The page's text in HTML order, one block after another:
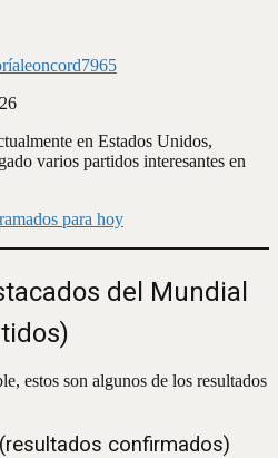
leoncord7965
en Estados Unidos,
varios partidos interesantes en
para hoy
del Mundial
estos son algunos de los resultados
confirmados)